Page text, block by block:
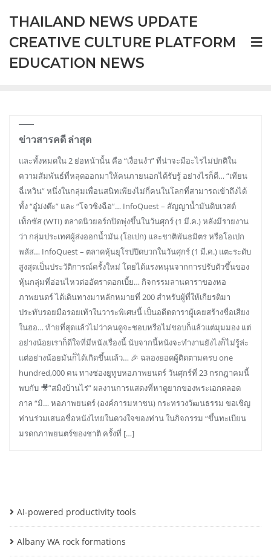
content
THAILAND NEWS UPDATE
CREATIVE CULTURE PLATFORM
EDUCATION NEWS
ข่าวสารคดี ล่าสุด
และทั้งหมดใน 2 ย่อหน้านั้น คือ “เงื่อนงำ” ที่น่าจะมีอะไรไม่ปกติใน
ความสัมพันธ์ที่หลุดออกมาให้คนภายนอกได้รับรู้ อย่างไรก็ดี… “เทียน
ฉี่เหวิน” หนึ่งในกลุ่มเพื่อนสนิทเพียงไม่กี่คนในโลกที่สามารถเข้าถึงได้
ทั้ง “อู๋ม่งต๊ะ” และ “โจวซิงฉือ”… InfoQuest – สัญญาน้ำมันดิบเวสต์
เท็กซัส (WTI) ตลาดนิวยอร์กปิดพุ่งขึ้นในวันศุกร์ (1 มี.ค.) หลังมีรายงาน
ว่า กลุ่มประเทศผู้ส่งออกน้ำมัน (โอเปก) และชาติพันธมิตร หรือโอเปก
พลัส… InfoQuest – ตลาดหุ้นยุโรปปิดบวกในวันศุกร์ (1 มี.ค.) แตะระดับ
สูงสุดเป็นประวัติการณ์ครั้งใหม่ โดยได้แรงหนุนจากการปรับตัวขึ้นของ
หุ้นกลุ่มที่อ่อนไหวต่ออัตราดอกเบี้ย… กิจกรรมลานดาราของหอ
ภาพยนตร์ ได้เดินทางมาหลักหมายที่ 200 สำหรับผู้ที่ให้เกียรติมา
ประทับรอยมือรอยเท้าในวาระพิเศษนี้ เป็นอดีตดาราผู้เคยสร้างชื่อเสียง
ในฮอ… ท้ายที่สุดแล้วไม่ว่าคนดูจะชอบหรือไม่ชอบก็แล้วแต่มุมมอง แต่
อย่างน้อยเราก็ดีใจที่มีหนังเรื่องนี้ นับจากนี้หนังจะทำงานยังไงก็ไม่รู้ล่ะ
แต่อย่างน้อยมันก็ได้เกิดขึ้นแล้ว… 🎉 ฉลองยอดผู้ติดตามครบ one
hundred,000 คน ทางช่องยูทูบหอภาพยนตร์ วันศุกร์ที่ 23 กรกฎาคมนี้
พบกับ 🎥”สมิงบ้านไร่” ผลงานการแสดงที่หาดูยากของพระเอกตลอด
กาล “มิ… หอภาพยนตร์ (องค์การมหาชน) กระทรวงวัฒนธรรม ขอเชิญ
ท่านร่วมเสนอชื่อหนังไทยในดวงใจของท่าน ในกิจกรรม “ขึ้นทะเบียน
มรดกภาพยนตร์ของชาติ ครั้งที่ […]
AI-powered productivity tools
Albany WA rock formations